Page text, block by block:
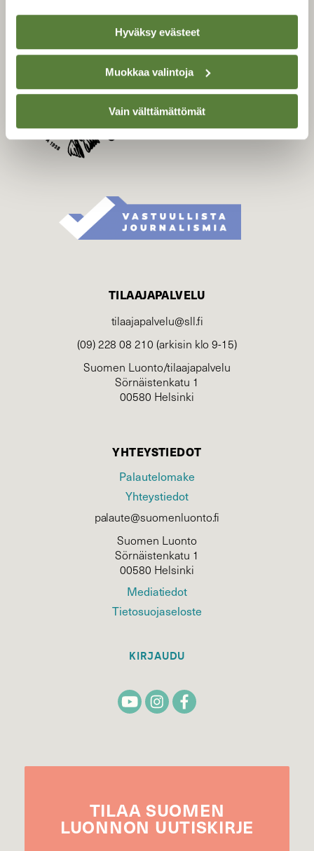
Hyväksy evästeet
Muokkaa valintoja
Vain välttämättömät
SUOJELU­LIITTO
Suomen Luonto -lehden
kustantaja onSuomen
luonnonsuojelu­liitto
TILAAJAPALVELU
tilaajapalvelu@sll.fi
(09) 228 08 210 (arkisin klo 9-15)
Suomen Luonto/tilaajapalvelu
Sörnäistenkatu 1
00580 Helsinki
YHTEYSTIEDOT
Palautelomake
Yhteystiedot
palaute@suomenluonto.fi
Suomen Luonto
Sörnäistenkatu 1
00580 Helsinki
Mediatiedot
Tietosuojaseloste
KIRJAUDU
TILAA SUOMEN
LUONNON UUTIS­KIRJE